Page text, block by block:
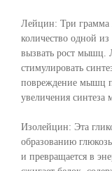
Лейцин: Три грамма
количество одной
вызвать рост мышц.
стимулировать
повреждение мышц
увеличения синтеза
Изолейцин: Эта
образованию
и превращается в